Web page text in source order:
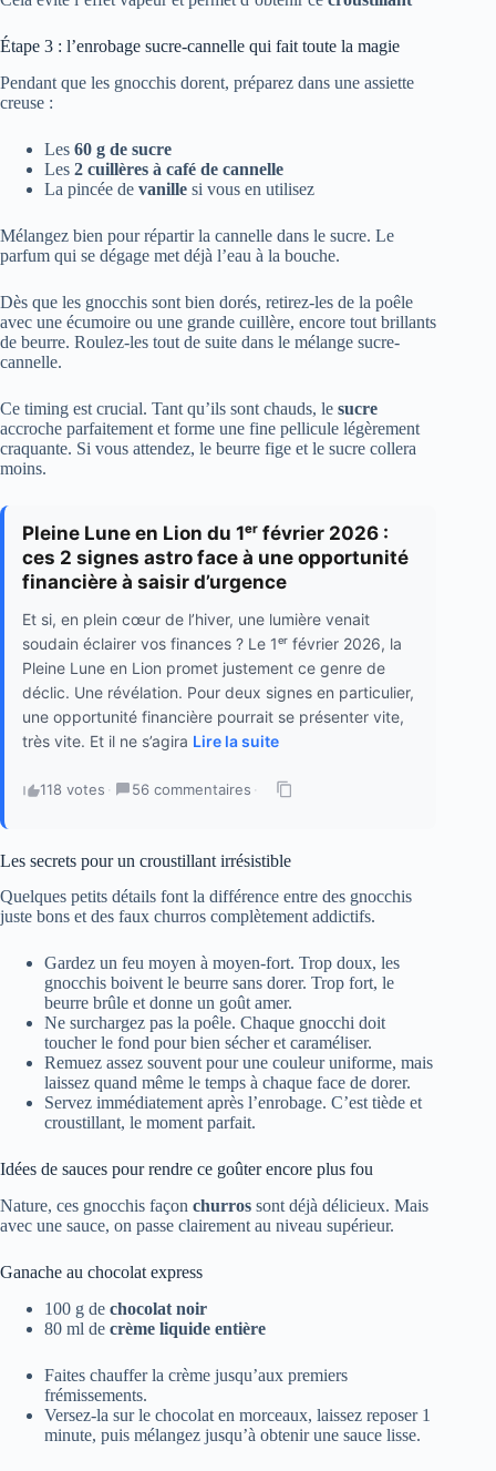
Étape 3 : l’enrobage sucre-cannelle qui fait toute la magie
Pendant que les gnocchis dorent, préparez dans une assiette
creuse :
Les 60 g de sucre
Les 2 cuillères à café de cannelle
La pincée de vanille si vous en utilisez
Mélangez bien pour répartir la cannelle dans le sucre. Le
parfum qui se dégage met déjà l’eau à la bouche.
Dès que les gnocchis sont bien dorés, retirez-les de la poêle
avec une écumoire ou une grande cuillère, encore tout brillants
de beurre. Roulez-les tout de suite dans le mélange sucre-
cannelle.
Ce timing est crucial. Tant qu’ils sont chauds, le sucre
accroche parfaitement et forme une fine pellicule légèrement
craquante. Si vous attendez, le beurre fige et le sucre collera
moins.
Pleine Lune en Lion du 1ᵉʳ février 2026 :
ces 2 signes astro face à une opportunité
financière à saisir d’urgence
Et si, en plein cœur de l’hiver, une lumière venait
soudain éclairer vos finances ? Le 1ᵉʳ février 2026, la
Pleine Lune en Lion promet justement ce genre de
déclic. Une révélation. Pour deux signes en particulier,
une opportunité financière pourrait se présenter vite,
très vite. Et il ne s’agira Lire la suite
118 votes · 56 commentaires ·
Les secrets pour un croustillant irrésistible
Quelques petits détails font la différence entre des gnocchis
juste bons et des faux churros complètement addictifs.
Gardez un feu moyen à moyen-fort. Trop doux, les
gnocchis boivent le beurre sans dorer. Trop fort, le
beurre brûle et donne un goût amer.
Ne surchargez pas la poêle. Chaque gnocchi doit
toucher le fond pour bien sécher et caraméliser.
Remuez assez souvent pour une couleur uniforme, mais
laissez quand même le temps à chaque face de dorer.
Servez immédiatement après l’enrobage. C’est tiède et
croustillant, le moment parfait.
Idées de sauces pour rendre ce goûter encore plus fou
Nature, ces gnocchis façon churros sont déjà délicieux. Mais
avec une sauce, on passe clairement au niveau supérieur.
Ganache au chocolat express
100 g de chocolat noir
80 ml de crème liquide entière
Faites chauffer la crème jusqu’aux premiers
frémissements.
Versez-la sur le chocolat en morceaux, laissez reposer 1
minute, puis mélangez jusqu’à obtenir une sauce lisse.